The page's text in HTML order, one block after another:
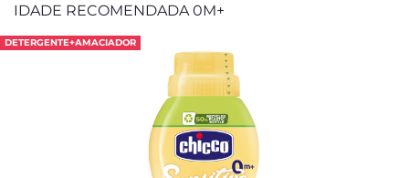
IDADE RECOMENDADA 0M+
DETERGENTE+AMACIADOR